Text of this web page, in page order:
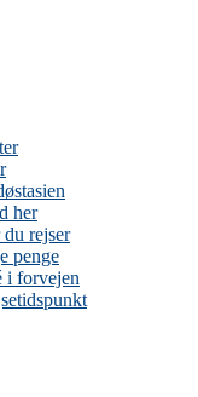
her
du rejser
penge
i forvejen